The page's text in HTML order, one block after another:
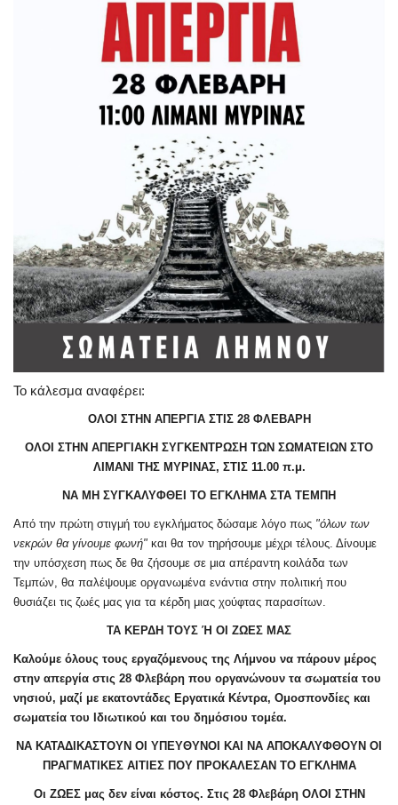
Το κάλεσμα αναφέρει:
ΟΛΟΙ ΣΤΗΝ ΑΠΕΡΓΙΑ ΣΤΙΣ 28 ΦΛΕΒΑΡΗ
ΟΛΟΙ ΣΤΗΝ ΑΠΕΡΓΙΑΚΗ ΣΥΓΚΕΝΤΡΩΣΗ ΤΩΝ ΣΩΜΑΤΕΙΩΝ ΣΤΟ
ΛΙΜΑΝΙ ΤΗΣ ΜΥΡΙΝΑΣ, ΣΤΙΣ 11.00 π.μ.
ΝΑ ΜΗ ΣΥΓΚΑΛΥΦΘΕΙ ΤΟ ΕΓΚΛΗΜΑ ΣΤΑ ΤΕΜΠΗ
Από την πρώτη στιγμή του εγκλήματος δώσαμε λόγο πως "όλων των
νεκρών θα γίνουμε φωνή" και θα τον τηρήσουμε μέχρι τέλους. Δίνουμε
την υπόσχεση πως δε θα ζήσουμε σε μια απέραντη κοιλάδα των
Τεμπών, θα παλέψουμε οργανωμένα ενάντια στην πολιτική που
θυσιάζει τις ζωές μας για τα κέρδη μιας χούφτας παρασίτων.
ΤΑ ΚΕΡΔΗ ΤΟΥΣ Ή ΟΙ ΖΩΕΣ ΜΑΣ
Καλούμε όλους τους εργαζόμενους της Λήμνου να πάρουν μέρος
στην απεργία στις 28 Φλεβάρη που οργανώνουν τα σωματεία του
νησιού, μαζί με εκατοντάδες Εργατικά Κέντρα, Ομοσπονδίες και
σωματεία του Ιδιωτικού και του δημόσιου τομέα.
ΝΑ ΚΑΤΑΔΙΚΑΣΤΟΥΝ ΟΙ ΥΠΕΥΘΥΝΟΙ ΚΑΙ ΝΑ ΑΠΟΚΑΛΥΦΘΟΥΝ ΟΙ
ΠΡΑΓΜΑΤΙΚΕΣ ΑΙΤΙΕΣ ΠΟΥ ΠΡΟΚΑΛΕΣΑΝ ΤΟ ΕΓΚΛΗΜΑ
Οι ΖΩΕΣ μας δεν είναι κόστος. Στις 28 Φλεβάρη ΟΛΟΙ ΣΤΗΝ